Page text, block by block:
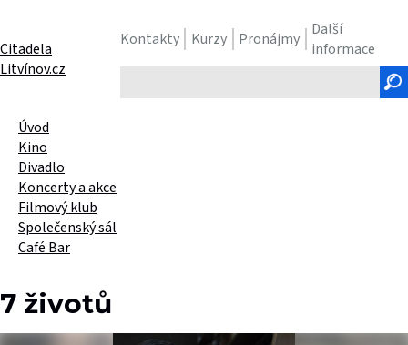
Kontakty Kurzy Pronájmy
Další
informace
text
Citadela
Litvínov.cz
Úvod
Kino
Divadlo
Koncerty a akce
Filmový klub
Společenský sál
Café Bar
7 životů